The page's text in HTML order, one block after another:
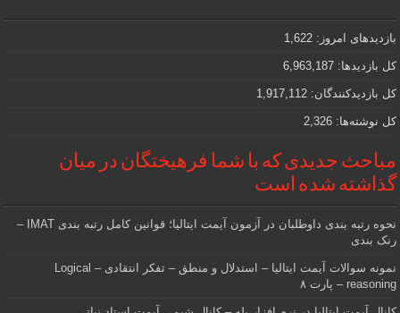
که
دنبالش
هستید
بازدیدهای امروز: 1,622
کل بازدیدها: 6,963,187
کل بازدیدکنند‌گان: 1,917,112
کل نوشته‌ها: 2,326
مباحث جدیدی که با شما فرهیختگان در میان
گذاشته شده است
نحوه رتبه بندی داوطلبان در آزمون آیمت ایتالیا؛ قوانین کامل رتبه بندی IMAT –
رنک بندی
نمونه سوالات آیمت ایتالیا – استدلال و منطق – تفکر انتقادی – Logical
reasoning – پارت ۸